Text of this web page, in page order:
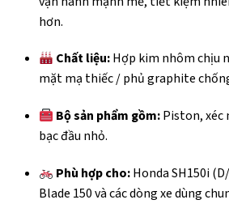
hơn.
Chất liệu:Hợp kim nhôm chịu
mặt mạ thiếc / phủ graphite
Bộ sản phẩm gồm:Piston, xéc
bạc đầu nhỏ.
Phù hợp cho:Honda SH150i
Blade 150 và các dòng xe dùng